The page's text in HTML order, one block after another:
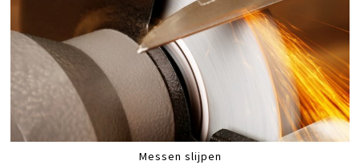
Messen slijpen